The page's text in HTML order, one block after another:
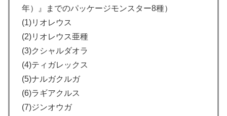
年）』までのパッケージモンスター8種）
(1)リオレウス
(2)リオレウス亜種
(3)クシャルダオラ
(4)ティガレックス
(5)ナルガクルガ
(6)ラギアクルス
(7)ジンオウガ